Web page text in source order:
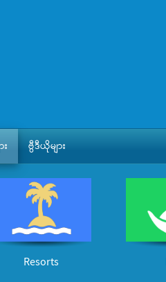
ဗွီဒီယိုများ
Resorts